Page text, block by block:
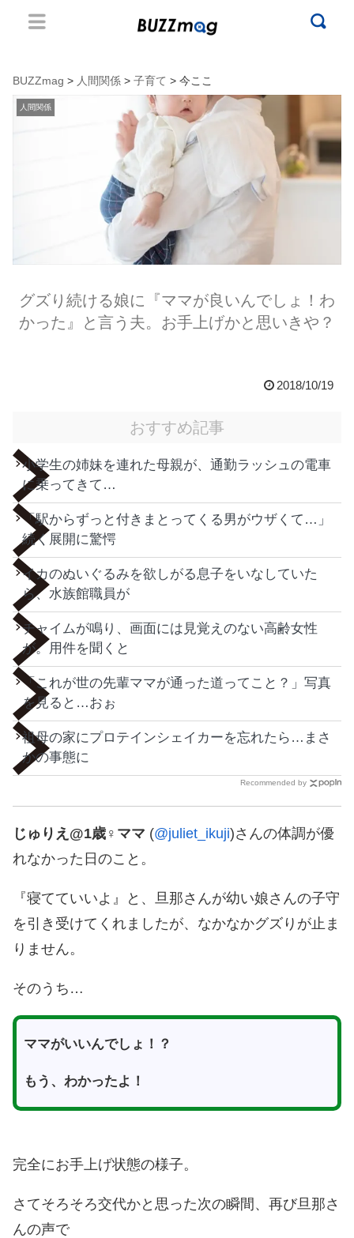
BUZZmag > 人間関係 > 子育て > 今ここ
人間関係
グズり続ける娘に『ママが良いんでしょ！わ
かった』と言う夫。お手上げかと思いきや？
2018/10/19
おすすめ記事
小学生の姉妹を連れた母親が、通勤ラッシュの電車
に乗ってきて…
「駅からずっと付きまとってくる男がウザくて…」
続く展開に驚愕
イカのぬいぐるみを欲しがる息子をいなしていた
ら、水族館職員が
チャイムが鳴り、画面には見覚えのない高齢女性
が。用件を聞くと
「これが世の先輩ママが通った道ってこと？」写真
を見ると…おぉ
祖母の家にプロテインシェイカーを忘れたら…まさ
かの事態に
Recommended by
じゅりえ@1歳♀ママ (@juliet_ikuji)さんの体調が優
れなかった日のこと。
『寝てていいよ』と、旦那さんが幼い娘さんの子守
を引き受けてくれましたが、なかなかグズりが止ま
りません。
そのうち…
ママがいいんでしょ！？
もう、わかったよ！
完全にお手上げ状態の様子。
さてそろそろ交代かと思った次の瞬間、再び旦那さ
んの声で